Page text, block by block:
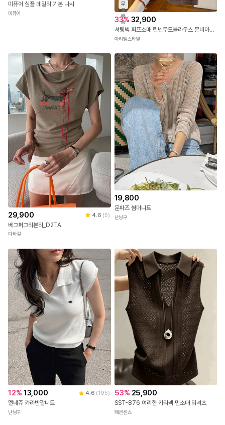
미퓨어 심플 데일리 기본 나시
미퓨어
무
료
배
송
33% 32,900
셔링넥 퍼프소매 린넨무드블라우스 몬비아블라우스
아리엘스타일
29,900 4.6 (5)
베그퍼그리본티_D2TA
다바걸
19,800
문파즈 썸머니트
난닝구
12% 13,000 4.6 (195)
멜네쥬 카라반팔니트
난닝구
53% 25,900
SST-876 여리한 카라넥 민소매 티셔츠
패션센스